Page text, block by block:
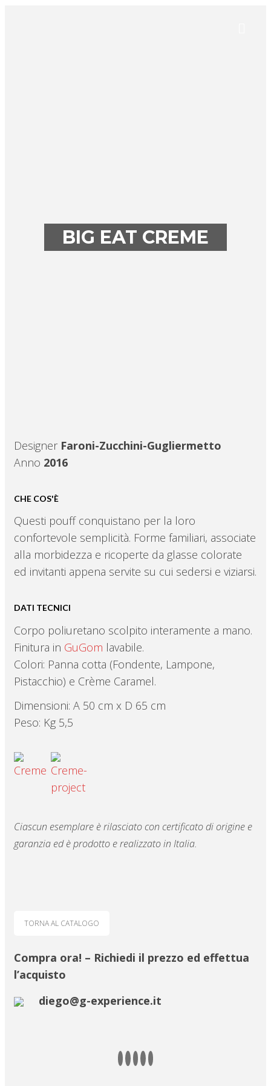
BIG EAT CREME
Designer Faroni-Zucchini-Gugliermetto
Anno 2016
CHE COS'È
Questi pouff conquistano per la loro
confortevole semplicità. Forme familiari, associate
alla morbidezza e ricoperte da glasse colorate
ed invitanti appena servite su cui sedersi e viziarsi.
DATI TECNICI
Corpo poliuretano scolpito interamente a mano.
Finitura in GuGom lavabile.
Colori: Panna cotta (Fondente, Lampone,
Pistacchio) e Crème Caramel.
Dimensioni: A 50 cm x D 65 cm
Peso: Kg 5,5
Ciascun esemplare è rilasciato con certificato di origine e
garanzia ed è prodotto e realizzato in Italia.
TORNA AL CATALOGO
Compra ora! – Richiedi il prezzo ed effettua
l’acquisto
diego@g-experience.it